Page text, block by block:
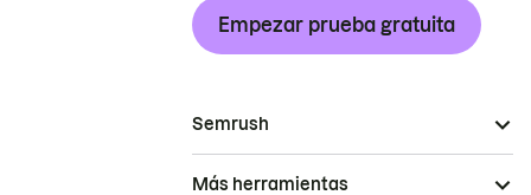
Empezar prueba gratuita
Semrush
Más herramientas